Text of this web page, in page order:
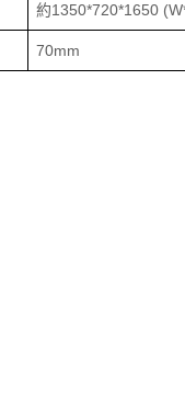
約1350*720*1650
70mm